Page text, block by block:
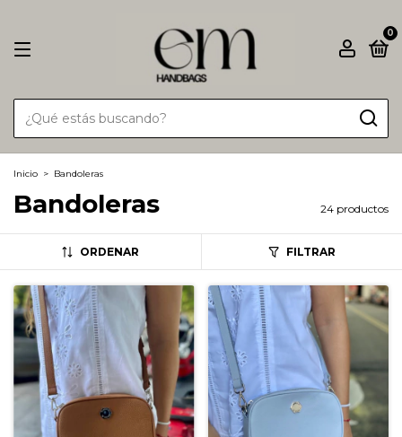
0
Inicio > Bandoleras
Bandoleras 24 productos
ORDENAR FILTRAR